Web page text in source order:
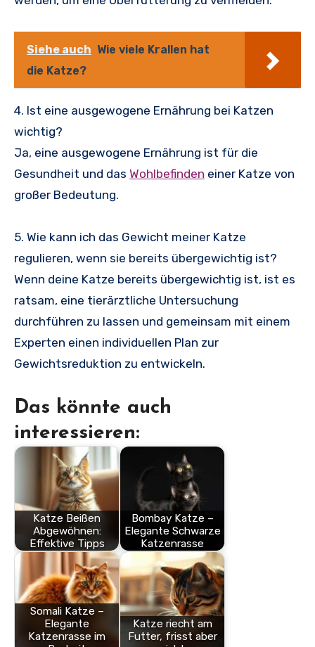
Siehe auch Wie viele Krallen hat
die Katze?
4. Ist eine ausgewogene Ernährung bei Katzen
wichtig?
Ja, eine ausgewogene Ernährung ist für die
Gesundheit und das Wohlbefinden einer Katze von
großer Bedeutung.
5. Wie kann ich das Gewicht meiner Katze
regulieren, wenn sie bereits übergewichtig ist?
Wenn deine Katze bereits übergewichtig ist, ist es
ratsam, eine tierärztliche Untersuchung
durchführen zu lassen und gemeinsam mit einem
Experten einen individuellen Plan zur
Gewichtsreduktion zu entwickeln.
Das könnte auch
interessieren:
Katze Beißen
Abgewöhnen:
Effektive Tipps
Bombay Katze –
Elegante Schwarze
Katzenrasse
Somali Katze –
Elegante
Katzenrasse im
Katze riecht am
Futter, frisst aber